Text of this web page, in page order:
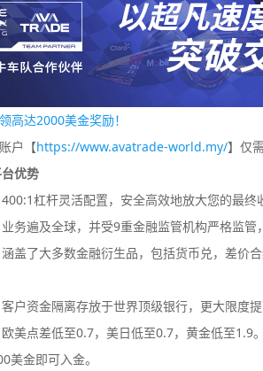
高达2000美金奖励！
户【https://www.avatrade-world.my/】仅
优势
400:1杠杆灵活配置，安全高效地放大您的最终
业务遍及全球，并受9重金融监管机构严格监管
涵盖了大多数金融衍生品，包括货币兑，差价
客户资金隔离存放于世界顶级银行，更大限度提
欧美点差低至0.7，美日低至0.7，黄金低至1.9。
美金即可入金。